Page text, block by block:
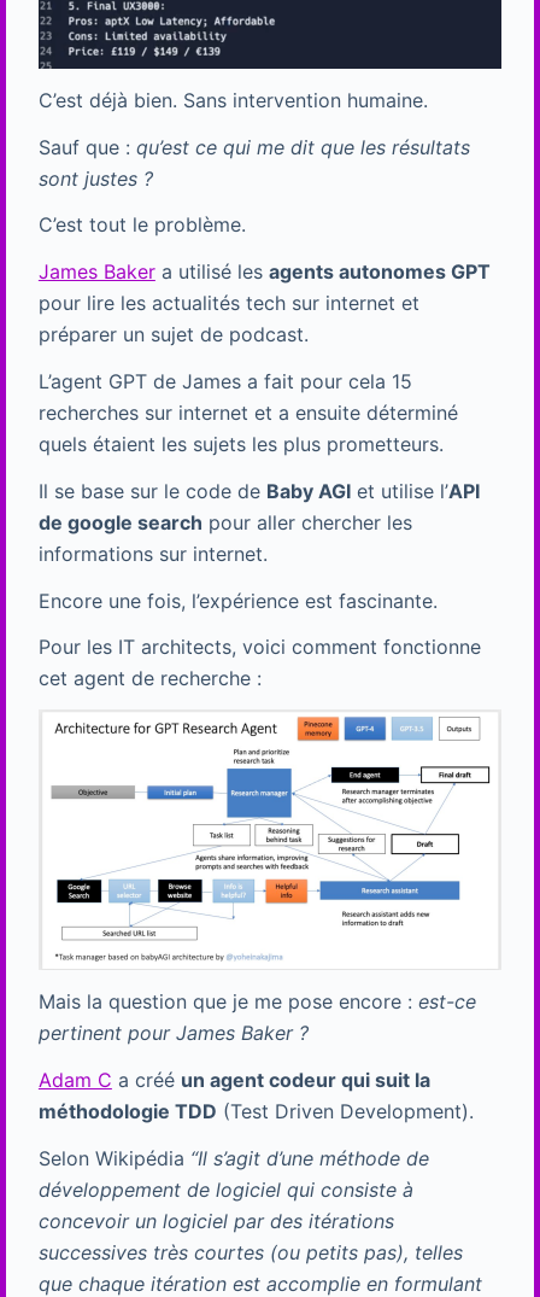
C’est déjà bien. Sans intervention humaine.
Sauf que : qu’est ce qui me dit que les résultats
sont justes ?
C’est tout le problème.
James Bakera utilisé les agents autonomes GPT
pour lire les actualités tech sur internet et
préparer un sujet de podcast.
L’agent GPT de James a fait pour cela 15
recherches sur internet et a ensuite déterminé
quels étaient les sujets les plus prometteurs.
Il se base sur le code de Baby AGIet utilise l’API
de google search pour aller chercher les
informations sur internet.
Encore une fois, l’expérience est fascinante.
Pour les IT architects, voici comment fonctionne
cet agent de recherche :
Mais la question que je me pose encore : est-ce
pertinent pour James Baker ?
Adam C a créé un agent codeur qui suit la
méthodologie TDD (Test Driven Development).
Selon Wikipédia “Il s’agit d’une méthode de
développement de logiciel qui consiste à
concevoir un logiciel par des itérations
successives très courtes (ou petits pas), telles
que chaque itération est accomplie en formulant